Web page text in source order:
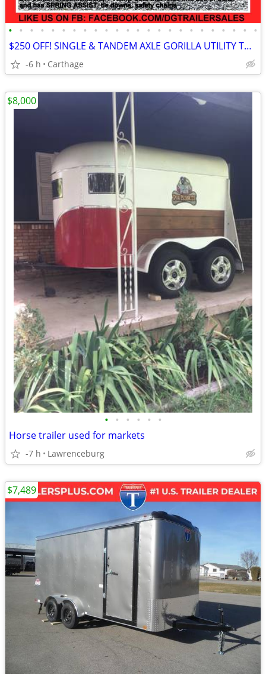
• • • • • • • • • • • • • • • • • • • • • • • •
$250 OFF! SINGLE & TANDEM AXLE GORILLA UTILITY TRAILERS STARTING @
-6 h Carthage
• • • • • •
Horse trailer used for markets
-7 h Lawrenceburg
$8,000
$7,489